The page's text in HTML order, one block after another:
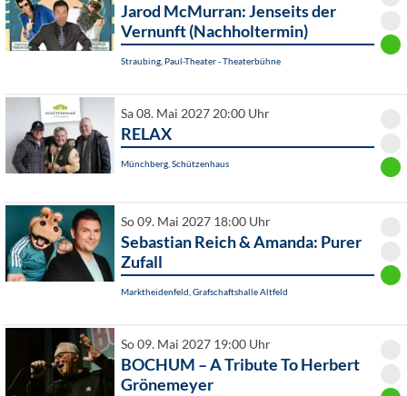
Jarod McMurran: Jenseits der
Vernunft (Nachholtermin)
Straubing, Paul-Theater - Theaterbühne
Sa 08. Mai 2027 20:00 Uhr
RELAX
Münchberg, Schützenhaus
So 09. Mai 2027 18:00 Uhr
Sebastian Reich & Amanda: Purer
Zufall
Marktheidenfeld, Grafschaftshalle Altfeld
So 09. Mai 2027 19:00 Uhr
BOCHUM – A Tribute To Herbert
Grönemeyer